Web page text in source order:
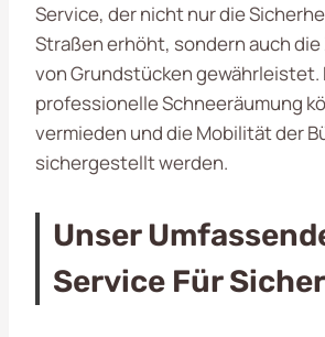
Service, der nicht nur die
Straßen erhöht, sondern auch
von Grundstücken gewährleistet.
professionelle Schneeräumung
vermieden und die Mobilität der
sichergestellt werden.
Unser
Service Für